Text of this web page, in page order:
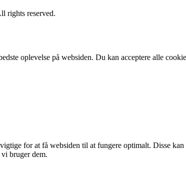
rights reserved.
oplevelse på websiden. Du kan acceptere alle
for at få websiden til at fungere optimalt. Disse
bruger dem.